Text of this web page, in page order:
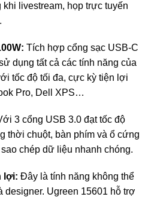
livestream, họp trực tuyến
Tích hợp cổng sạc USB-C
dụng tất cả các tính năng của
tốc độ tối đa, cực kỳ tiện lợi
Pro, Dell XPS…
3 cổng USB 3.0 đạt tốc độ
thời chuột, bàn phím và ổ cứng
chép dữ liệu nhanh chóng.
lợi: Đây là tính năng không thể
designer. Ugreen 15601 hỗ trợ